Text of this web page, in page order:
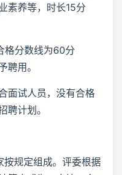
素养等，时长15分
格分数线为60分
聘用。
面试人员，没有合格
聘计划。
规定组成。评委根据